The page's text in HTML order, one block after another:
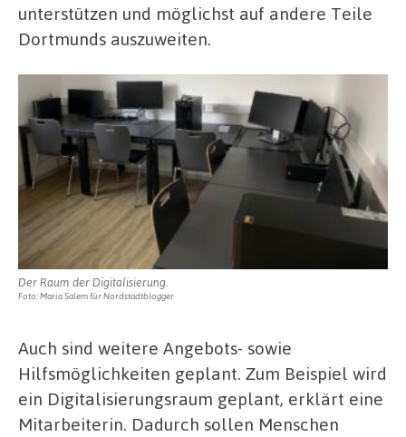
unterstützen und möglichst auf andere Teile
Dortmunds auszuweiten.
Der Raum der Digitalisierung.
Foto: Maria Salem für Nordstadtblogger
Auch sind weitere Angebots- sowie
Hilfsmöglichkeiten geplant. Zum Beispiel wird
ein Digitalisierungsraum geplant, erklärt eine
Mitarbeiterin. Dadurch sollen Menschen